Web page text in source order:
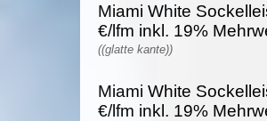
Miami White
€/lfm inkl. 19%
((glatte kante))
Miami White
€/lfm inkl. 19%